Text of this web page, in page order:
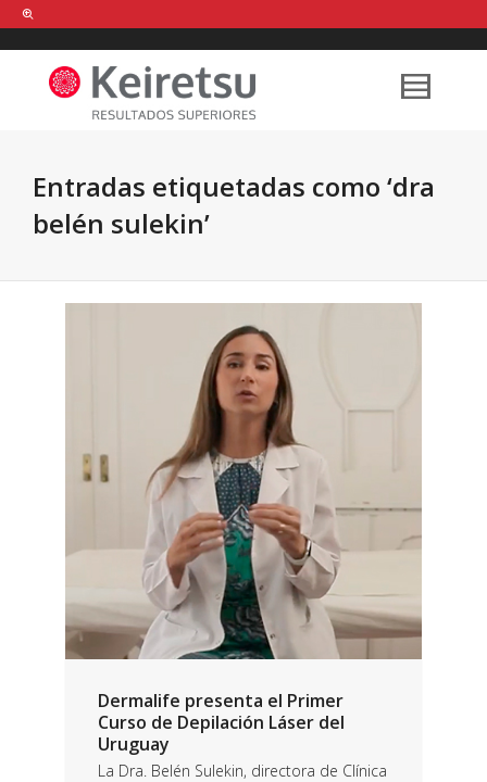
Help me Dante! I'm looking for new
shirts in a size medium
that cost
between £ . Show me all the
FIND MY ITEMS!
Entradas etiquetadas como ‘dra
belén sulekin’
Dermalife presenta el Primer
Curso de Depilación Láser del
Uruguay
La Dra. Belén Sulekin, directora de Clínica